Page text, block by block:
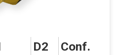
D2 Conf.